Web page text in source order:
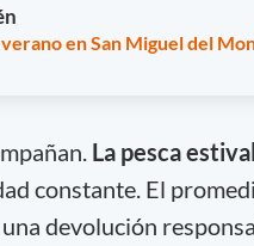
en San Miguel del
La pesca
constante. El
devolución